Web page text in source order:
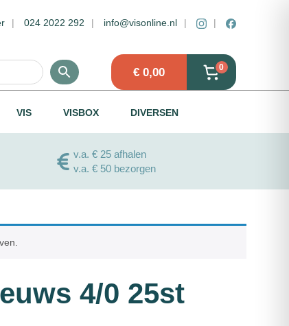
024 2022 292 info@visonline.nl
€0,00 0
VIS VISBOX DIVERSEN
v.a. € 25 afhalen
v.a. € 50 bezorgen
4/0 25st